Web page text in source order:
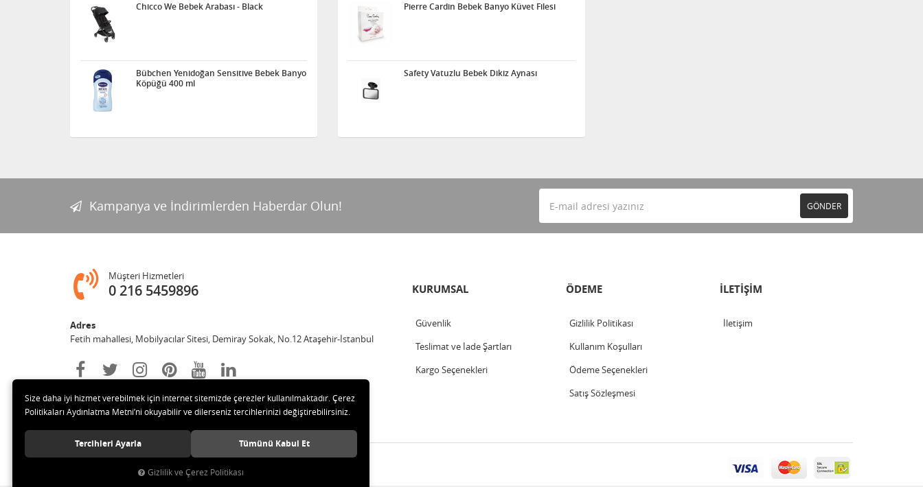
Chicco We Bebek Arabası - Black
Bübchen Yenidoğan Sensitive Bebek Banyo
Köpüğü 400 ml
Pierre Cardin Bebek Banyo Küvet Filesi
Safety Vatuzlu Bebek Dikiz Aynası
Kampanya ve İndirimlerden Haberdar Olun! GÖNDER
Müşteri Hizmetleri
0 216 5459896
Adres
Fetih mahallesi, Mobilyacılar Sitesi, Demiray Sokak, No.12 Ataşehir-İstanbul
KURUMSAL
Güvenlik
Teslimat ve İade Şartları
Kargo Seçenekleri
ÖDEME
Gizlilik Politikası
Kullanım Koşulları
Ödeme Seçenekleri
Satış Sözleşmesi
İLETİŞİM
İletişim
© 2020 Leylek Mağazacılık Hizmetleri Ltd. Şti. Tüm hakları saklıdır.
Size daha iyi hizmet verebilmek için internet sitemizde çerezler kullanılmaktadır. Çerez
Politikaları Aydınlatma Metni’ni okuyabilir ve dilerseniz tercihlerinizi değiştirebilirsiniz.
Tercihleri Ayarla Tümünü Kabul Et
Gizlilik ve Çerez Politikası